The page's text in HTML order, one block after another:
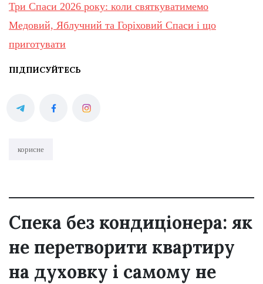
Три Спаси 2026 року: коли святкуватимемо
Медовий, Яблучний та Горіховий Спаси і що
приготувати
ПІДПИСУЙТЕСЬ
корисне
Спека без кондиціонера: як
не перетворити квартиру
на духовку і самому не